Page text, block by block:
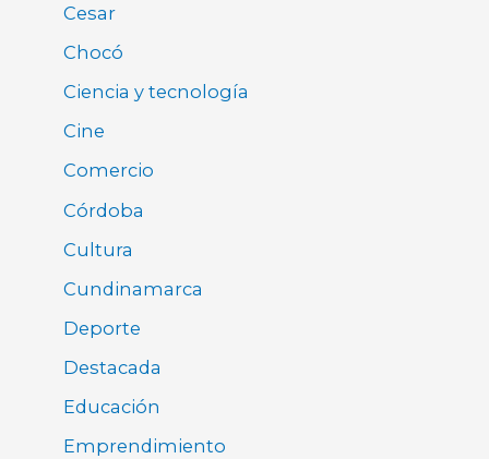
Cesar
Chocó
Ciencia y tecnología
Cine
Comercio
Córdoba
Cultura
Cundinamarca
Deporte
Destacada
Educación
Emprendimiento